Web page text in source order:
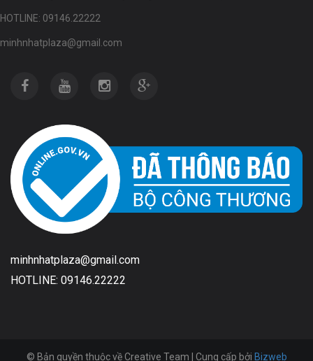
HOTLINE: 09146.22222
minhnhatplaza@gmail.com
minhnhatplaza@gmail.com
HOTLINE: 09146.22222
© Bản quyền thuộc về Creative Team | Cung cấp bởi Bizweb